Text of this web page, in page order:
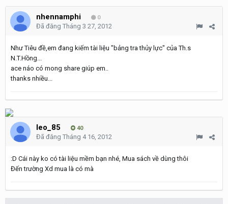
nhennamphi 0
Đã đăng Tháng 3 27, 2012
Như Tiêu đề,em đang kiếm tài liệu "bảng tra thủy lực" của Th.s
N.T.Hồng...
ace náo có mong share giúp em..
thanks nhiều...
leo_85 40
Đã đăng Tháng 4 16, 2012
:D Cái này ko có tài liệu mềm bạn nhé, Mua sách về dùng thôi
Đến trường Xd mua là có mà